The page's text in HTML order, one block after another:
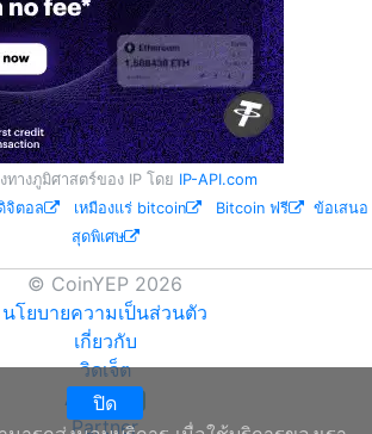
ทางภูมิศาสตร์ของ IP โดย IP-API.com
จิตอล เหมืองแร่ bitcoin Bitcoin ฟรี
ข้อเสนอ
สุดพิเศษ
© CoinYEP 2026
นโยบายความเป็นส่วนตัว
เกี่ยวกับ
วิดเจ็ต
API NEW
Partner
ปิด